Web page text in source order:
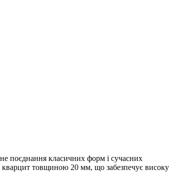
поєднання класичних форм і сучасних
кварцит товщиною 20 мм, що забезпечує високу